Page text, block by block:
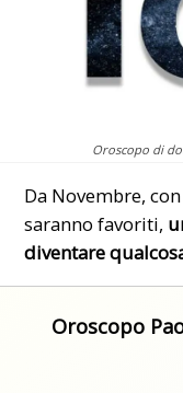
Oroscopo di
Da Novembre,
saranno favoriti,
diventare
Oroscopo